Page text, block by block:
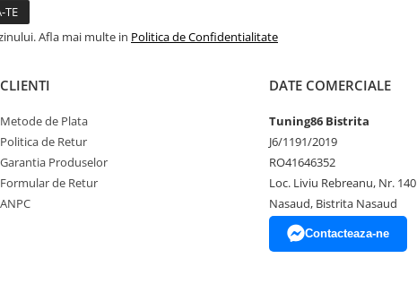
Afla mai multe in Politica de Confidentialitate
CLIENTI
Metode de Plata
Politica de Retur
Garantia Produselor
Formular de Retur
ANPC
DATE COMERCIALE
Tuning86 Bistrita
J6/1191/2019
RO41646352
Loc. Liviu Rebreanu, Nr. 140
Nasaud, Bistrita Nasaud
Contacteaza-ne